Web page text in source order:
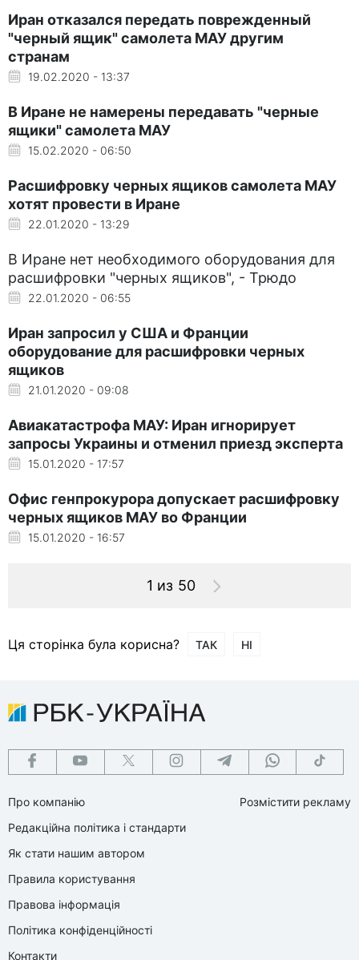
Иран отказался передать поврежденный
"черный ящик" самолета МАУ другим
странам
19.02.2020 - 13:37
В Иране не намерены передавать "черные
ящики" самолета МАУ
15.02.2020 - 06:50
Расшифровку черных ящиков самолета МАУ
хотят провести в Иране
22.01.2020 - 13:29
В Иране нет необходимого оборудования для
расшифровки "черных ящиков", - Трюдо
22.01.2020 - 06:55
Иран запросил у США и Франции
оборудование для расшифровки черных
ящиков
21.01.2020 - 09:08
Авиакатастрофа МАУ: Иран игнорирует
запросы Украины и отменил приезд эксперта
15.01.2020 - 17:57
Офис генпрокурора допускает расшифровку
черных ящиков МАУ во Франции
15.01.2020 - 16:57
1 из 50
Ця сторінка була корисна? ТАК НІ
Про компанію
Редакційна політика і стандарти
Як стати нашим автором
Правила користування
Правова інформація
Політика конфіденційності
Контакти
Розмістити рекламу